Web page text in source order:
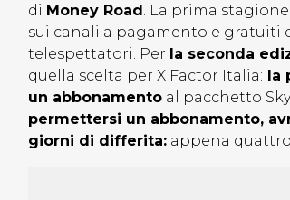
di Money Road . La prima
sui canali a pagamento e gratuiti
telespettatori. Per la seconda
quella scelta per X Factor Italia: la
un abbonamento al pacchetto
permettersi un abbonamento,
giorni di differita: appena